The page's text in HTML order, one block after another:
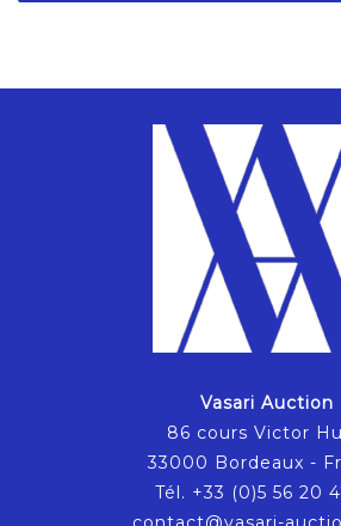
Vasari Auction
86 cours Victor
33000 Bordeaux -
Tél. +33 (0)5 56 20